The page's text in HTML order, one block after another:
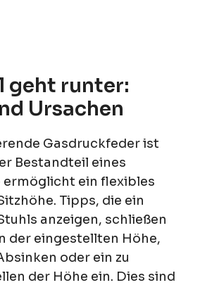
geht runter:
Ursachen
Gasdruckfeder ist
Bestandteil eines
ermöglicht ein flexibles
Tipps, die ein
anzeigen, schließen
der eingestellten Höhe,
oder ein zu
der Höhe ein. Dies sind